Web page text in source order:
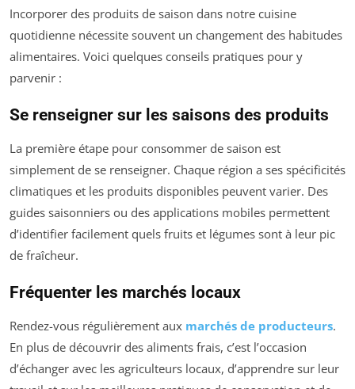
Incorporer des produits de saison dans notre cuisine
quotidienne nécessite souvent un changement des habitudes
alimentaires. Voici quelques conseils pratiques pour y
parvenir :
Se renseigner sur les saisons des produits
La première étape pour consommer de saison est
simplement de se renseigner. Chaque région a ses spécificités
climatiques et les produits disponibles peuvent varier. Des
guides saisonniers ou des applications mobiles permettent
d’identifier facilement quels fruits et légumes sont à leur pic
de fraîcheur.
Fréquenter les marchés locaux
Rendez-vous régulièrement aux marchés de producteurs.
En plus de découvrir des aliments frais, c’est l’occasion
d’échanger avec les agriculteurs locaux, d’apprendre sur leur